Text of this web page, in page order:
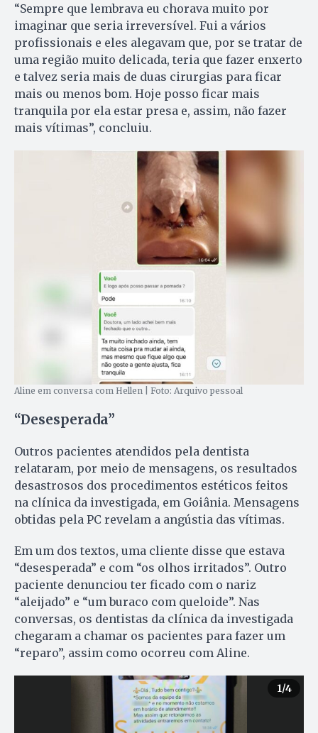
“Sempre que lembrava eu chorava muito por
imaginar que seria irreversível. Fui a vários
profissionais e eles alegavam que, por se tratar de
uma região muito delicada, teria que fazer enxerto
e talvez seria mais de duas cirurgias para ficar
mais ou menos bom. Hoje posso ficar mais
tranquila por ela estar presa e, assim, não fazer
mais vítimas”, concluiu.
Aline em conversa com Hellen | Foto: Arquivo pessoal
“Desesperada”
Outros pacientes atendidos pela dentista
relataram, por meio de mensagens, os resultados
desastrosos dos procedimentos estéticos feitos
na clínica da investigada, em Goiânia. Mensagens
obtidas pela PC revelam a angústia das vítimas.
Em um dos textos, uma cliente disse que estava
“desesperada” e com “os olhos irritados”. Outro
paciente denunciou ter ficado com o nariz
“aleijado” e “um buraco com queloide”. Nas
conversas, os dentistas da clínica da investigada
chegaram a chamar os pacientes para fazer um
“reparo”, assim como ocorreu com Aline.
1/4